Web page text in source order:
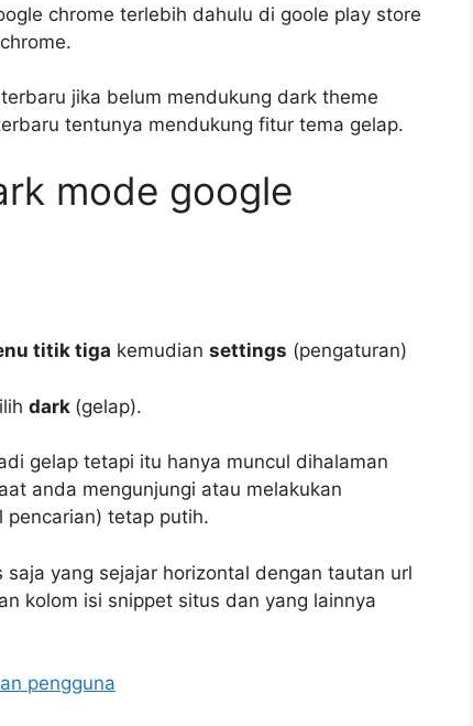
chrome terlebih dahulu di goole play store
jika belum mendukung dark theme
tentunya mendukung fitur tema gelap.
mode google
titik tiga kemudian settings (pengaturan)
dark (gelap).
gelap tetapi itu hanya muncul dihalaman
anda mengunjungi atau melakukan
pencarian) tetap putih.
yang sejajar horizontal dengan tautan url
kolom isi snippet situs dan yang lainnya
pengguna